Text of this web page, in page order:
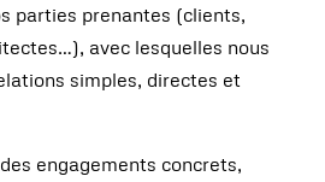
parties prenantes (clients,
avec lesquelles nous
simples, directes et
engagements concrets,